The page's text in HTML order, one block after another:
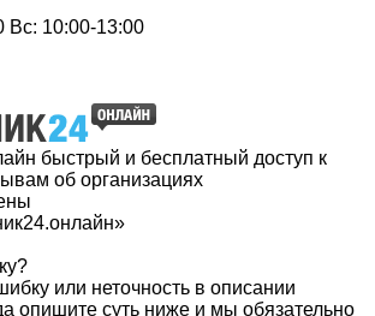
Вс: 10:00-13:00
быстрый и бесплатный доступ к
об организациях
или неточность в описании
опишите суть ниже и мы обязательно